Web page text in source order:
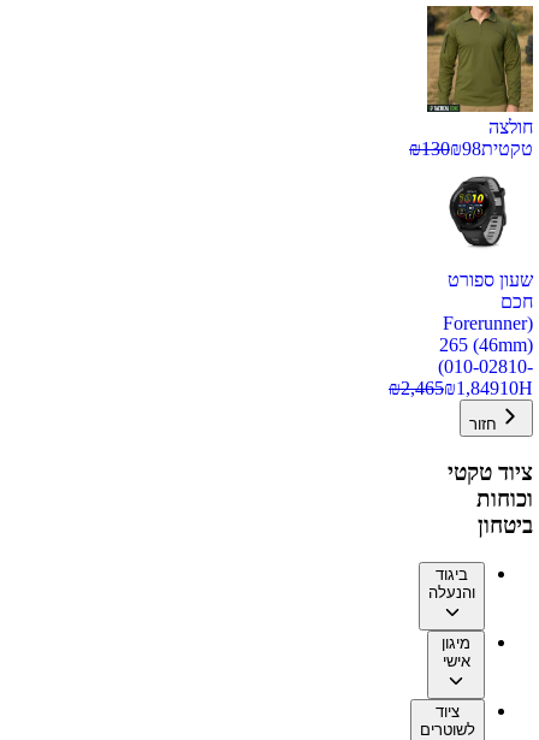
חולצה
טקטית
₪98
₪130
שעון ספורט
חכם
(Forerunner
265 (46mm)
(010-02810-
10H
₪1,849
₪2,465
חזור
ציוד טקטי
וכוחות
ביטחון
ביגוד
והנעלה
מיגון
אישי
ציוד
לשוטרים